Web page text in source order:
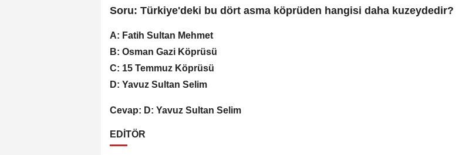
Soru: Türkiye'deki bu dört asma köprüden hangisi daha kuzeydedir?
A: Fatih Sultan Mehmet
B: Osman Gazi Köprüsü
C: 15 Temmuz Köprüsü
D: Yavuz Sultan Selim
Cevap: D: Yavuz Sultan Selim
EDİTÖR